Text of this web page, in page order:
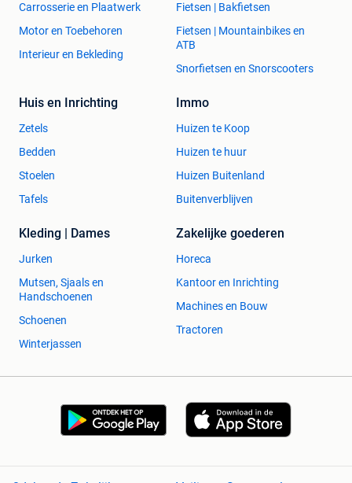
Façile à monter sur les fixations d'origines de chaque Mini
R50 - R52 - R53
Expédition possible (à convenir)
Pour d'amples renseignements et/ou visite :
gsm :0032(0)473.85.43.00
of e-mail :
michel.verweirde@live.be
Levering / Livraison
: Ophalen of Verzenden / Collection
Carrosserie en Plaatwerk
Motor en Toebehoren
Interieur en Bekleding
Fietsen | Bakfietsen
Fietsen | Mountainbikes en
ATB
Snorfietsen en Snorscooters
Huis en Inrichting
Zetels
Bedden
Stoelen
Tafels
Immo
Huizen te Koop
Huizen te huur
Huizen Buitenland
Buitenverblijven
Kleding | Dames
Jurken
Mutsen, Sjaals en
Handschoenen
Schoenen
Winterjassen
Zakelijke goederen
Horeca
Kantoor en Inrichting
Machines en Bouw
Tractoren